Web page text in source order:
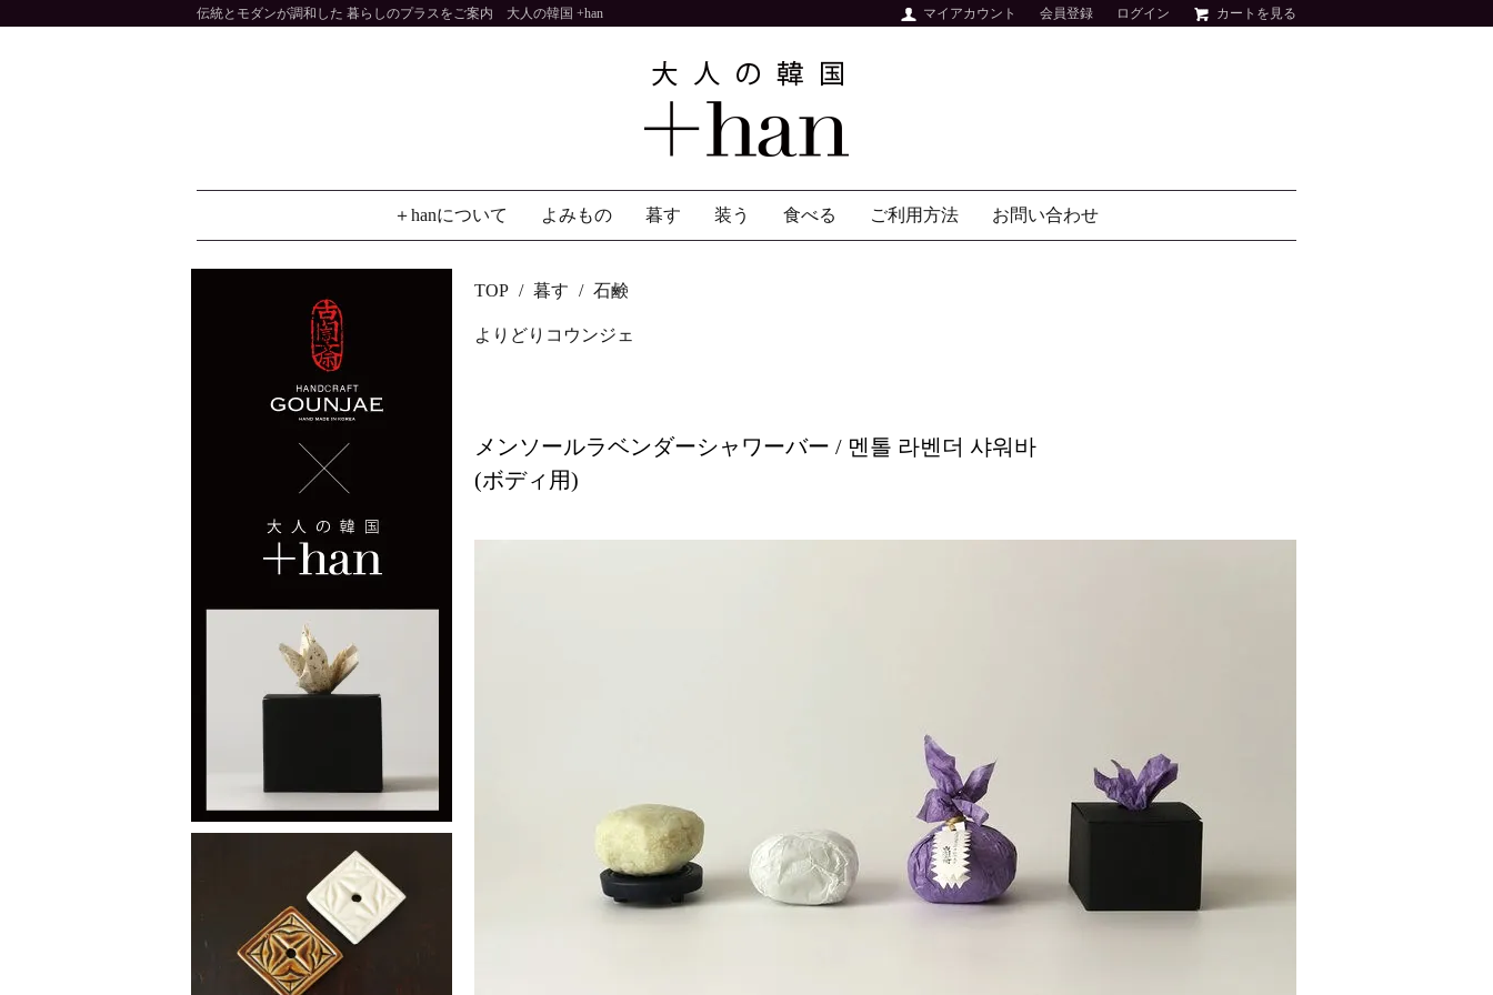
伝統とモダンが調和した 暮らしのプラスをご案内 大人の韓国 +han マイアカウント 会員登録 ログイン カートを見る
＋hanについて よみもの 暮す 装う 食べる ご利用方法 お問い合わせ
TOP 暮す 石鹸
よりどりコウンジェ
メンソールラベンダーシャワーバー / 멘톨 라벤더 샤워바
(ボディ用)